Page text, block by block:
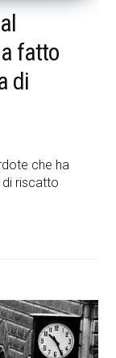
fatto
di
che ha
riscatto